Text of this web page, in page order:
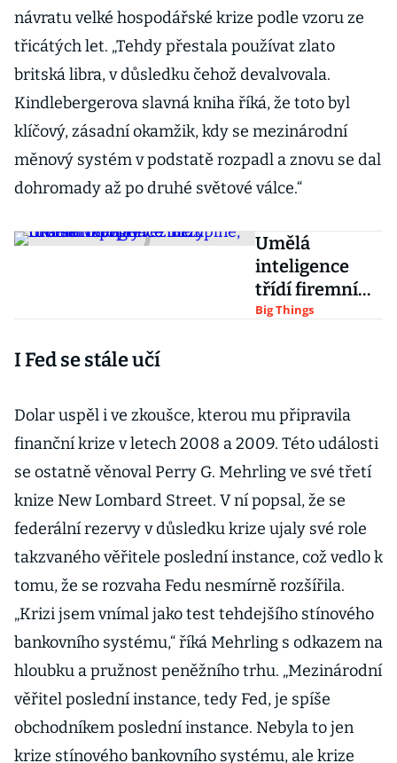
návratu velké hospodářské krize podle vzoru ze
třicátých let. „Tehdy přestala používat zlato
britská libra, v důsledku čehož devalvovala.
Kindlebergerova slavná kniha říká, že toto byl
klíčový, zásadní okamžik, kdy se mezinárodní
měnový systém v podstatě rozpadl a znovu se dal
dohromady až po druhé světové válce.“
Umělá
inteligence
třídí firemní
informace.
Ixperty
Big Things
I Fed se stále učí
Dolar uspěl i ve zkoušce, kterou mu připravila
finanční krize v letech 2008 a 2009. Této události
se ostatně věnoval Perry G. Mehrling ve své třetí
knize New Lombard Street. V ní popsal, že se
federální rezervy v důsledku krize ujaly své role
takzvaného věřitele poslední instance, což vedlo k
tomu, že se rozvaha Fedu nesmírně rozšířila.
„Krizi jsem vnímal jako test tehdejšího stínového
bankovního systému,“ říká Mehrling s odkazem na
hloubku a pružnost peněžního trhu. „Mezinárodní
věřitel poslední instance, tedy Fed, je spíše
obchodníkem poslední instance. Nebyla to jen
krize stínového bankovního systému, ale krize